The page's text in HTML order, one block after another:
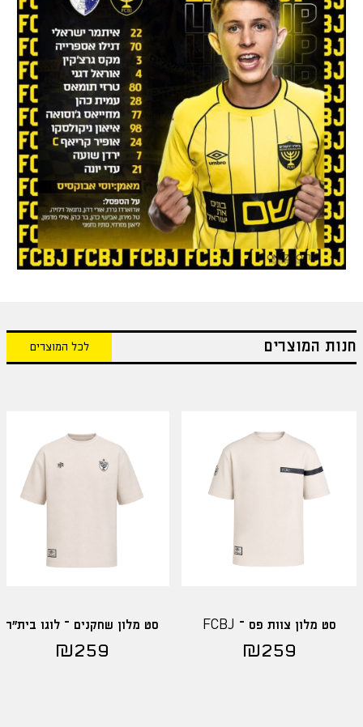
חנות המוצרים לכל המוצרים
סט מלון צוות פס – FCBJ
₪259
סט מלון שחקנים – לוגו בית"ר
₪259